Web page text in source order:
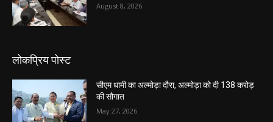
August 8, 2026
लोकप्रिय पोस्ट
सीएम धामी का अल्मोड़ा दौरा, अल्मोड़ा को दी 138 करोड़
की सौगात
May 27, 2026